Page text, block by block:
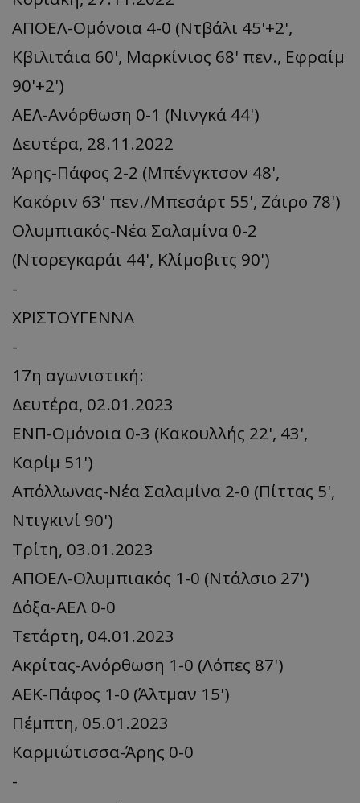
ΑΠΟΕΛ-Ομόνοια 4-0 (Ντβάλι 45'+2',
Κβιλιτάια 60', Μαρκίνιος 68' πεν., Εφραίμ
90'+2')
ΑΕΛ-Ανόρθωση 0-1 (Νινγκά 44')
Δευτέρα, 28.11.2022
Άρης-Πάφος 2-2 (Μπένγκτσον 48',
Κακόριν 63' πεν./Μπεσάρτ 55', Ζάιρο 78')
Ολυμπιακός-Νέα Σαλαμίνα 0-2
(Ντορεγκαράι 44', Κλίμοβιτς 90')
-
ΧΡΙΣΤΟΥΓΕΝΝΑ
-
17η αγωνιστική:
Δευτέρα, 02.01.2023
ΕΝΠ-Ομόνοια 0-3 (Κακουλλής 22', 43',
Kαρίμ 51')
Απόλλωνας-Νέα Σαλαμίνα 2-0 (Πίττας 5',
Ντιγκινί 90')
Τρίτη, 03.01.2023
ΑΠΟΕΛ-Ολυμπιακός 1-0 (Ντάλσιο 27')
Δόξα-ΑΕΛ 0-0
Τετάρτη, 04.01.2023
Ακρίτας-Ανόρθωση 1-0 (Λόπες 87')
ΑΕΚ-Πάφος 1-0 (Άλτμαν 15')
Πέμπτη, 05.01.2023
Καρμιώτισσα-Άρης 0-0
-